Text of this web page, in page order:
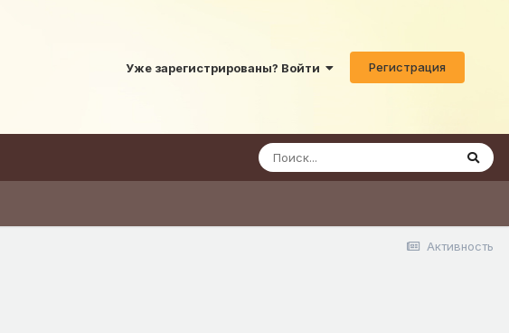
Уже зарегистрированы? Войти Регистрация
Активность